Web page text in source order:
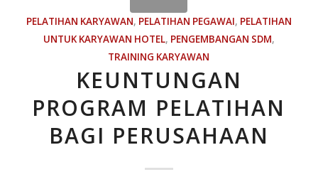
PELATIHAN KARYAWAN, PELATIHAN PEGAWAI, PELATIHAN
UNTUK KARYAWAN HOTEL, PENGEMBANGAN SDM,
TRAINING KARYAWAN
KEUNTUNGAN
PROGRAM PELATIHAN
BAGI PERUSAHAAN